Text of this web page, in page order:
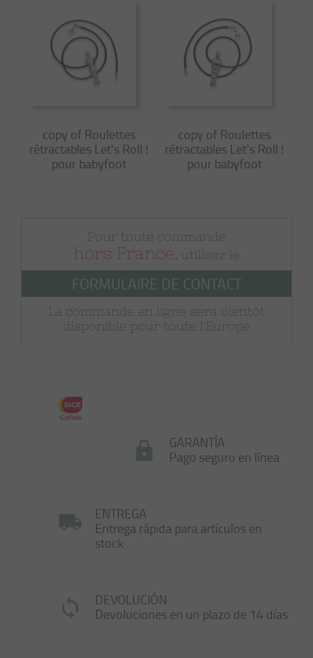
copy of Roulettes
rétractables Let's Roll !
pour babyfoot
copy of Roulettes
rétractables Let's Roll !
pour babyfoot
Pour toute commande
hors France , utilisez le
FORMULAIRE DE CONTACT
La commande en ligne sera bientôt
disponible pour toute l'Europe
GARANTÍA
Pago seguro en línea
ENTREGA
Entrega rápida para artículos en
stock
DEVOLUCIÓN
Devoluciones en un plazo de 14 días